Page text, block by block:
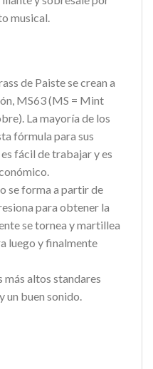
musical.
de Paiste se crean a
MS63 (MS = Mint
La mayoría de los
fórmula para sus
fácil de trabajar y es
se forma a partir de
para obtener la
se tornea y martillea
luego y finalmente
más altos standares
un buen sonido.